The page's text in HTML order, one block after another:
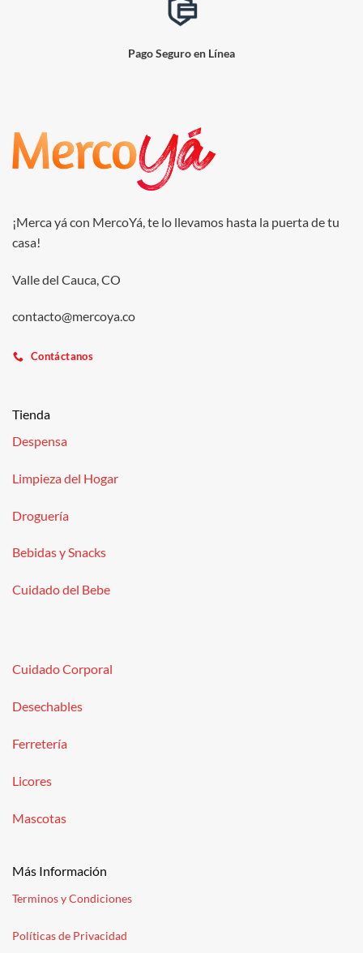
Pago Seguro en Línea
¡Merca yá con MercoYá, te lo llevamos hasta la puerta de tu
casa!
Valle del Cauca, CO
contacto@mercoya.co
Contáctanos
Tienda
Despensa
Limpieza del Hogar
Droguería
Bebidas y Snacks
Cuidado del Bebe
Cuidado Corporal
Desechables
Ferretería
Licores
Mascotas
Más Información
Terminos y Condiciones
Políticas de Privacidad